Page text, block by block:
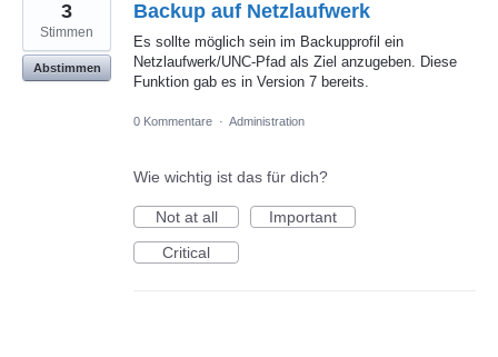
Backup auf Netzlaufwerk
Es sollte möglich sein im Backupprofil ein
Netzlaufwerk/UNC-Pfad als Ziel anzugeben. Diese
Funktion gab es in Version 7 bereits.
3
Stimmen
Abstimmen
0 Kommentare · Administration
Wie wichtig ist das für dich?
Not at all
Important
Critical